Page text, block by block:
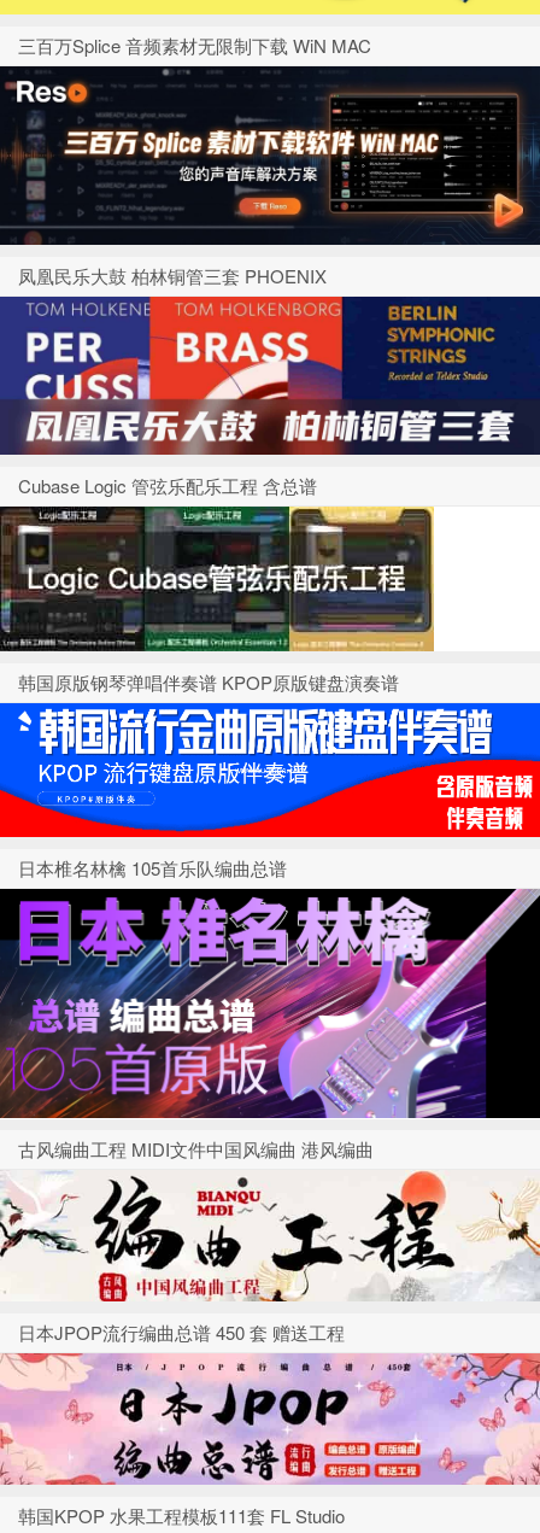
三百万Splice 音频素材无限制下载 WiN MAC
凤凰民乐大鼓 柏林铜管三套 PHOENIX
Cubase Logic 管弦乐配乐工程 含总谱
韩国原版钢琴弹唱伴奏谱 KPOP原版键盘演奏谱
日本椎名林檎 105首乐队编曲总谱
古风编曲工程 MIDI文件中国风编曲 港风编曲
日本JPOP流行编曲总谱 450 套 赠送工程
韩国KPOP 水果工程模板111套 FL Studio